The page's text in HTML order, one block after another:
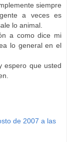
siempre
a veces es
lo animal.
a como dice mi
lo general en el
espero que usted
de 2007 a las